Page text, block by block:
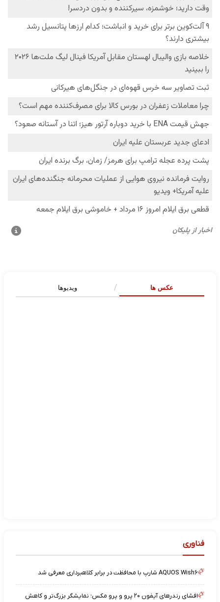
عکس ها ویدیوها
فناوری
AQUOS Wish۶ شارپ با محافظت در برابر کلاهبرداری معرفی شد
افشای رندرهای آیفون ۲۰ پرو و پرو مکس؛ نمایشگر بزرگ‌تر و کاهش